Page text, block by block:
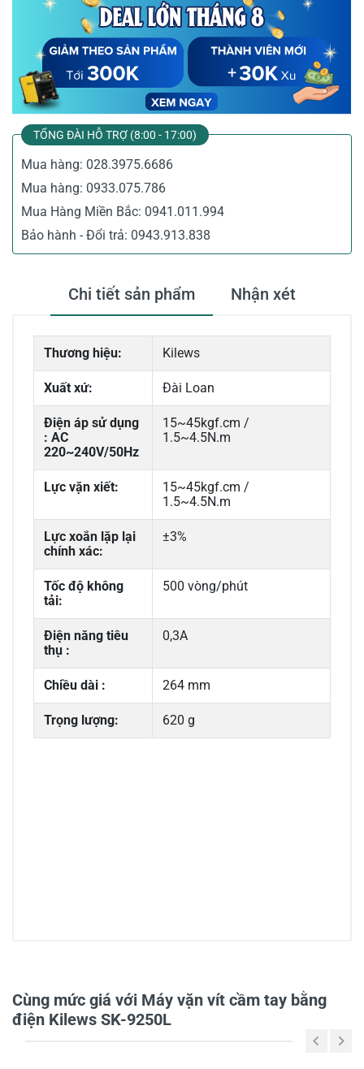
TỔNG ĐÀI HỖ TRỢ (8:00 - 17:00)
Mua hàng: 028.3975.6686
Mua hàng: 0933.075.786
Mua Hàng Miền Bắc: 0941.011.994
Bảo hành - Đổi trả: 0943.913.838
Chi tiết sản phẩm Nhận xét
Thương hiệu: Kilews
Xuất xứ: Đài Loan
Điện áp sử dụng
: AC
220~240V/50Hz
15~45kgf.cm /
1.5~4.5N.m
Lực vặn xiết:
15~45kgf.cm /
1.5~4.5N.m
Lực xoắn lặp lại
chính xác:
±3%
Tốc độ không
tải:
500 vòng/phút
Điện năng tiêu
thụ :
0,3A
Chiều dài : 264 mm
Trọng lượng: 620 g
Cùng mức giá với Máy vặn vít cầm tay bằng
điện Kilews SK-9250L